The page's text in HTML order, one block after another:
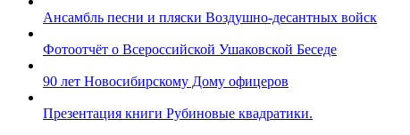
Ансамбль песни и пляски Воздушно-десантных войск
Фотоотчёт о Всероссийской Ушаковской Беседе
90 лет Новосибирскому Дому офицеров
Презентация книги Рубиновые квадратики.